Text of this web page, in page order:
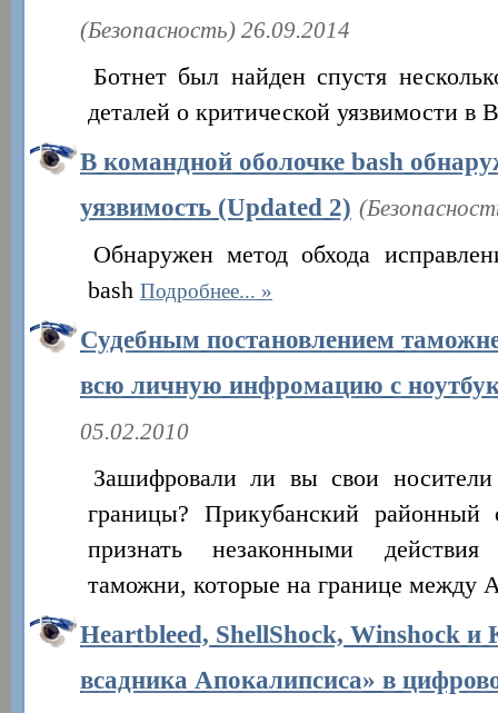
(Безопасность) 26.09.2014
Ботнет был найден спустя
деталей о критической уязвимости в
В командной оболочке bash
уязвимость (Updated 2)
Обнаружен метод обхода
bash Подробнее...
Судебным постановлением
всю личную инфромацию с
05.02.2010
Зашифровали ли вы свои
границы? Прикубанский районный
признать незаконными действия
таможни, которые на границе между
Heartbleed, ShellShock, Winshock и
всадника Апокалипсиса» в